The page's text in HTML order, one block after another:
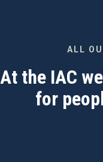
ALL
At the IAC
for